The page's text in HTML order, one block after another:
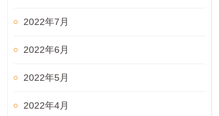
2022年7月
2022年6月
2022年5月
2022年4月